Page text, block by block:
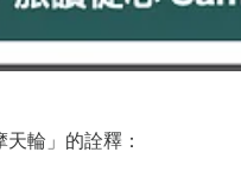
天輪」的詮釋：